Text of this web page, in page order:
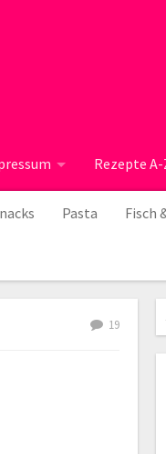
Rezepte A-
Pasta Fisch
19